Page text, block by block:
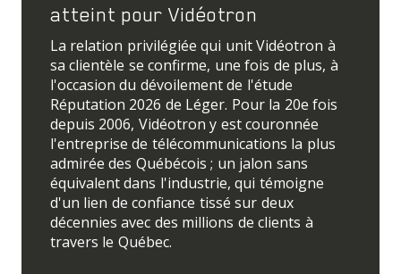
atteint pour Vidéotron
La relation privilégiée qui unit Vidéotron à
sa clientèle se confirme, une fois de plus, à
l'occasion du dévoilement de l'étude
Réputation 2026 de Léger. Pour la 20e fois
depuis 2006, Vidéotron y est couronnée
l'entreprise de télécommunications la plus
admirée des Québécois ; un jalon sans
équivalent dans l'industrie, qui témoigne
d'un lien de confiance tissé sur deux
décennies avec des millions de clients à
travers le Québec.